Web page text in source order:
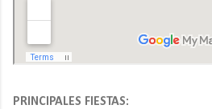
PRINCIPALES FIESTAS: